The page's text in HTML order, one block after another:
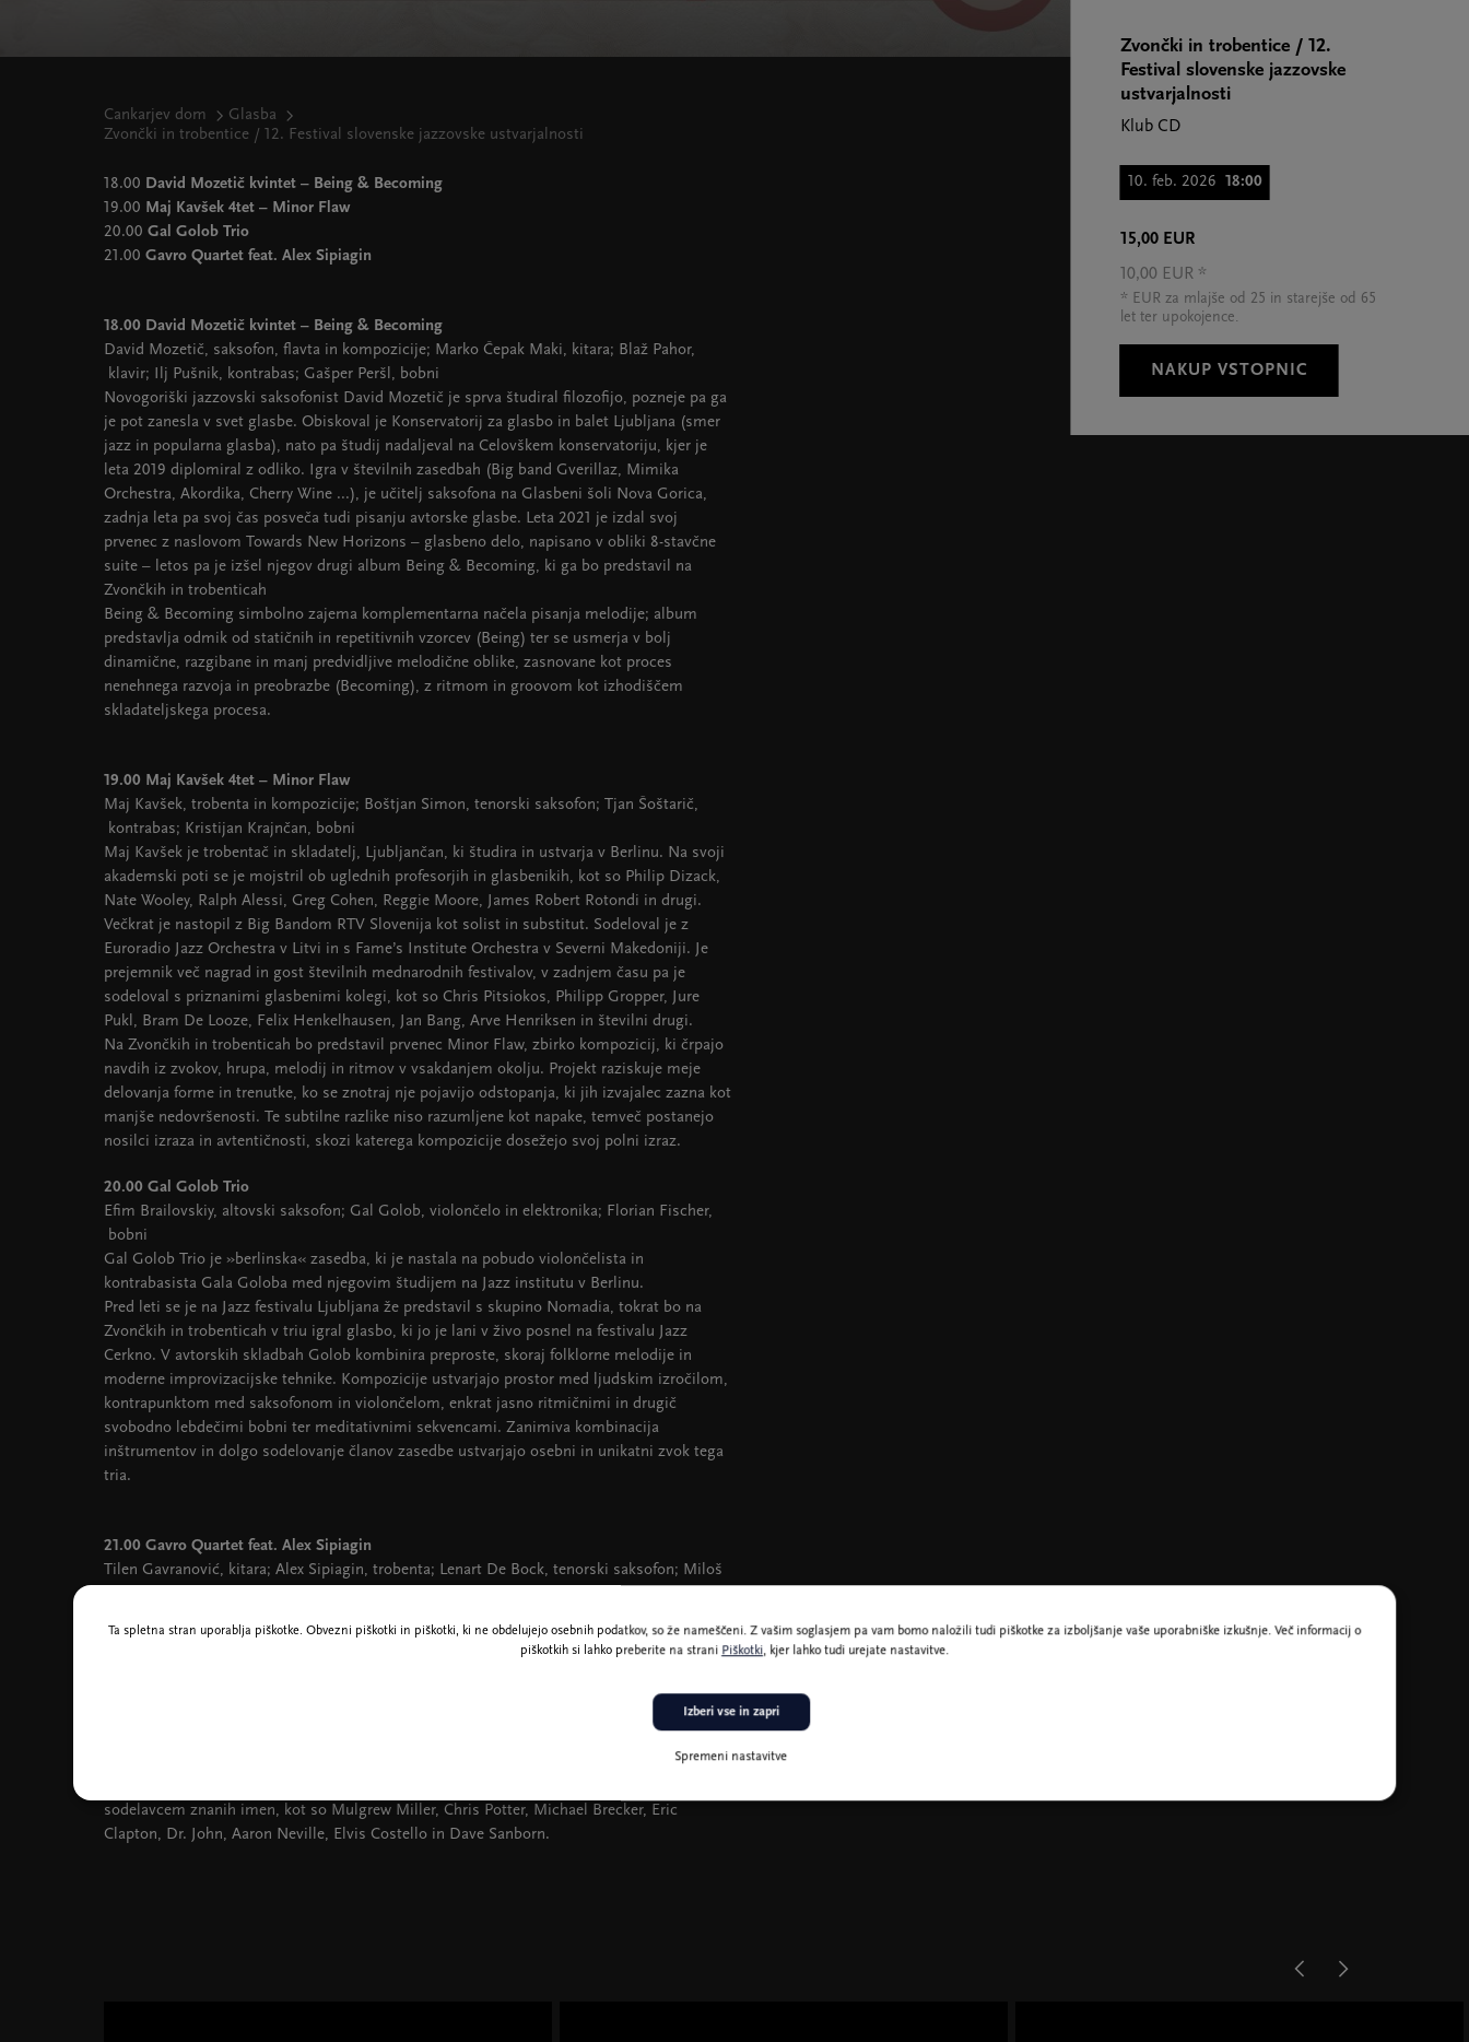
Cankarjev dom
Glasba
Zvončki in trobentice / 12. Festival slovenske jazzovske ustvarjalnosti
18.00 David Mozetič kvintet – Being & Becoming
19.00 Maj Kavšek 4tet – Minor Flaw
20.00 Gal Golob Trio
21.00 Gavro Quartet feat. Alex Sipiagin
18.00 David Mozetič kvintet – Being & Becoming
David Mozetič, saksofon, flavta in kompozicije; Marko Čepak Maki, kitara; Blaž Pahor,
klavir; Ilj Pušnik, kontrabas; Gašper Peršl, bobni
Novogoriški jazzovski saksofonist David Mozetič je sprva študiral filozofijo, pozneje pa ga
je pot zanesla v svet glasbe. Obiskoval je Konservatorij za glasbo in balet Ljubljana (smer
jazz in popularna glasba), nato pa študij nadaljeval na Celovškem konservatoriju, kjer je
leta 2019 diplomiral z odliko. Igra v številnih zasedbah (Big band Gverillaz, Mimika
Orchestra, Akordika, Cherry Wine ...), je učitelj saksofona na Glasbeni šoli Nova Gorica,
zadnja leta pa svoj čas posveča tudi pisanju avtorske glasbe. Leta 2021 je izdal svoj
prvenec z naslovom Towards New Horizons – glasbeno delo, napisano v obliki 8-stavčne
suite – letos pa je izšel njegov drugi album Being & Becoming, ki ga bo predstavil na
Zvončkih in trobenticah
Being & Becoming simbolno zajema komplementarna načela pisanja melodije; album
predstavlja odmik od statičnih in repetitivnih vzorcev (Being) ter se usmerja v bolj
dinamične, razgibane in manj predvidljive melodične oblike, zasnovane kot proces
nenehnega razvoja in preobrazbe (Becoming), z ritmom in groovom kot izhodiščem
skladateljskega procesa.
19.00 Maj Kavšek 4tet – Minor Flaw
Maj Kavšek, trobenta in kompozicije; Boštjan Simon, tenorski saksofon; Tjan Šoštarič,
kontrabas; Kristijan Krajnčan, bobni
Maj Kavšek je trobentač in skladatelj, Ljubljančan, ki študira in ustvarja v Berlinu. Na svoji
akademski poti se je mojstril ob uglednih profesorjih in glasbenikih, kot so Philip Dizack,
Nate Wooley, Ralph Alessi, Greg Cohen, Reggie Moore, James Robert Rotondi in drugi.
Večkrat je nastopil z Big Bandom RTV Slovenija kot solist in substitut. Sodeloval je z
Euroradio Jazz Orchestra v Litvi in s Fame’s Institute Orchestra v Severni Makedoniji. Je
prejemnik več nagrad in gost številnih mednarodnih festivalov, v zadnjem času pa je
sodeloval s priznanimi glasbenimi kolegi, kot so Chris Pitsiokos, Philipp Gropper, Jure
Pukl, Bram De Looze, Felix Henkelhausen, Jan Bang, Arve Henriksen in številni drugi.
Na Zvončkih in trobenticah bo predstavil prvenec Minor Flaw, zbirko kompozicij, ki črpajo
navdih iz zvokov, hrupa, melodij in ritmov v vsakdanjem okolju. Projekt raziskuje meje
delovanja forme in trenutke, ko se znotraj nje pojavijo odstopanja, ki jih izvajalec zazna kot
manjše nedovršenosti. Te subtilne razlike niso razumljene kot napake, temveč postanejo
nosilci izraza in avtentičnosti, skozi katerega kompozicije dosežejo svoj polni izraz.
20.00 Gal Golob Trio
Efim Brailovskiy, altovski saksofon; Gal Golob, violončelo in elektronika; Florian Fischer,
bobni
Gal Golob Trio je »berlinska« zasedba, ki je nastala na pobudo violončelista in
kontrabasista Gala Goloba med njegovim študijem na Jazz institutu v Berlinu.
Pred leti se je na Jazz festivalu Ljubljana že predstavil s skupino Nomadia, tokrat bo na
Zvončkih in trobenticah v triu igral glasbo, ki jo je lani v živo posnel na festivalu Jazz
Cerkno. V avtorskih skladbah Golob kombinira preproste, skoraj folklorne melodije in
moderne improvizacijske tehnike. Kompozicije ustvarjajo prostor med ljudskim izročilom,
kontrapunktom med saksofonom in violončelom, enkrat jasno ritmičnimi in drugič
svobodno lebdečimi bobni ter meditativnimi sekvencami. Zanimiva kombinacija
inštrumentov in dolgo sodelovanje članov zasedbe ustvarjajo osebni in unikatni zvok tega
tria.
21.00 Gavro Quartet feat. Alex Sipiagin
Tilen Gavranović, kitara; Alex Sipiagin, trobenta; Lenart De Bock, tenorski saksofon; Miloš
skupin. Študiral je v Gradcu in Parizu, kjer se je izpopolnjeval pri svetovno priznanem
prvencu Let’s Wait and See, na katerem je sodeloval s priznanimi glasbeniki, kot so Jim
Rotondi, Alex Sipiagin, Marko Črnčec, Jure Pukl, Tomaž Gajšt in drugi. Zasedba je nastopila
Češkem in v Sloveniji. Na Zvončkih in trobenticah se bo Gavro Quartet predstavil z novim
sodelavcem znanih imen, kot so Mulgrew Miller, Chris Potter, Michael Brecker, Eric
Clapton, Dr. John, Aaron Neville, Elvis Costello in Dave Sanborn.
Zvončki in trobentice / 12.
Festival slovenske jazzovske
ustvarjalnosti
Klub CD
10. feb. 2026 18:00
15,00 EUR
10,00 EUR *
* EUR za mlajše od 25 in starejše od 65
let ter upokojence.
NAKUP VSTOPNIC
Ta spletna stran uporablja piškotke. Obvezni piškotki in piškotki, ki ne obdelujejo osebnih podatkov, so že nameščeni. Z vašim soglasjem pa vam bomo naložili tudi piškotke za izboljšanje vaše uporabniške izkušnje. Več informacij o
piškotkih si lahko preberite na strani Piškotki, kjer lahko tudi urejate nastavitve.
Spremeni nastavitve
Izberi vse in zapri